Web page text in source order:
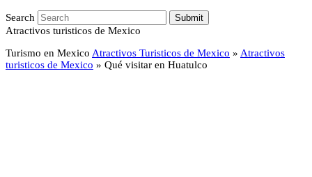
Search Submit
Atractivos turisticos de Mexico
Turismo en Mexico Atractivos Turisticos de Mexico » Atractivos
turisticos de Mexico » Qué visitar en Huatulco